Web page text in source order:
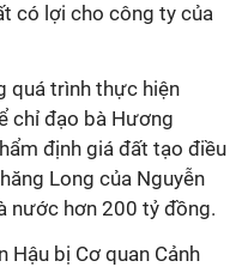
có lợi cho công ty của
quá trình thực hiện
chỉ đạo bà Hương
định giá đất tạo điều
Long của Nguyễn
nước hơn 200 tỷ đồng.
Hậu bị Cơ quan Cảnh